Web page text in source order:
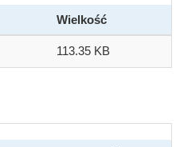
Wielkość
113.35 KB